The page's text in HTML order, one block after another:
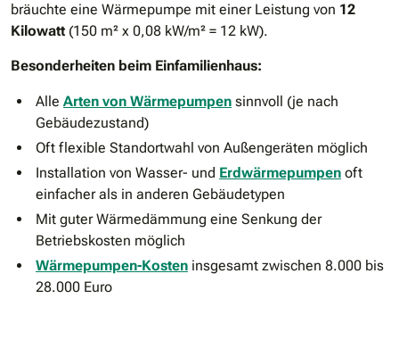
bräuchte eine Wärmepumpe mit einer Leistung von 12
Kilowatt (150 m² x 0,08 kW/m² = 12 kW).
Besonderheiten beim Einfamilienhaus:
Alle Arten von Wärmepumpen sinnvoll (je nach
Gebäudezustand)
Oft flexible Standortwahl von Außengeräten möglich
Installation von Wasser- und Erdwärmepumpen oft
einfacher als in anderen Gebäudetypen
Mit guter Wärmedämmung eine Senkung der
Betriebskosten möglich
Wärmepumpen-Kosten insgesamt zwischen 8.000 bis
28.000 Euro